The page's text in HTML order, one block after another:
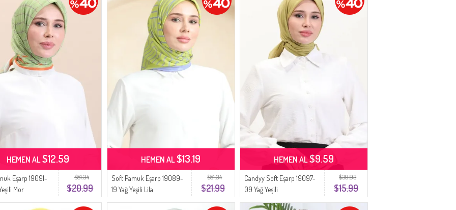
$51.34
$20.99
Eşarp 19091-
Mor
HEMEN AL$12.59
$51.34
$21.99
Soft Pamuk Eşarp 19089-
19 Yağ Yeşili Lila
HEMEN AL$13.19
$39.93
$15.99
Candyy Soft Eşarp 19097-
09 Yağ Yeşili
HEMEN AL$9.59